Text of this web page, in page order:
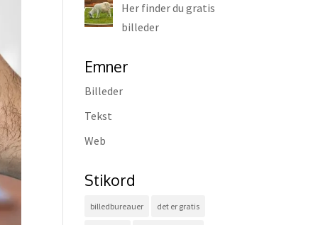
Her finder du gratis
billeder
Emner
Billeder
Tekst
Web
Stikord
billedbureauer det er gratis